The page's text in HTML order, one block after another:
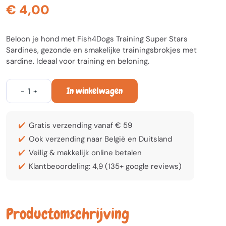
€ 4,00
Beloon je hond met Fish4Dogs Training Super Stars
Sardines, gezonde en smakelijke trainingsbrokjes met
sardine. Ideaal voor training en beloning.
- + In winkelwagen
Gratis verzending vanaf € 59
Ook verzending naar België en Duitsland
Veilig & makkelijk online betalen
Klantbeoordeling: 4,9 (135+ google reviews)
Productomschrijving